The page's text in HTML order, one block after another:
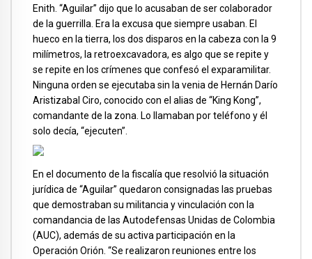
Enith. “Aguilar” dijo que lo acusaban de ser colaborador
de la guerrilla. Era la excusa que siempre usaban. El
hueco en la tierra, los dos disparos en la cabeza con la 9
milímetros, la retroexcavadora, es algo que se repite y
se repite en los crímenes que confesó el exparamilitar.
Ninguna orden se ejecutaba sin la venia de Hernán Darío
Aristizabal Ciro, conocido con el alias de “King Kong”,
comandante de la zona. Lo llamaban por teléfono y él
solo decía, “ejecuten”.
En el documento de la fiscalía que resolvió la situación
jurídica de “Aguilar” quedaron consignadas las pruebas
que demostraban su militancia y vinculación con la
comandancia de las Autodefensas Unidas de Colombia
(AUC), además de su activa participación en la
Operación Orión. “Se realizaron reuniones entre los